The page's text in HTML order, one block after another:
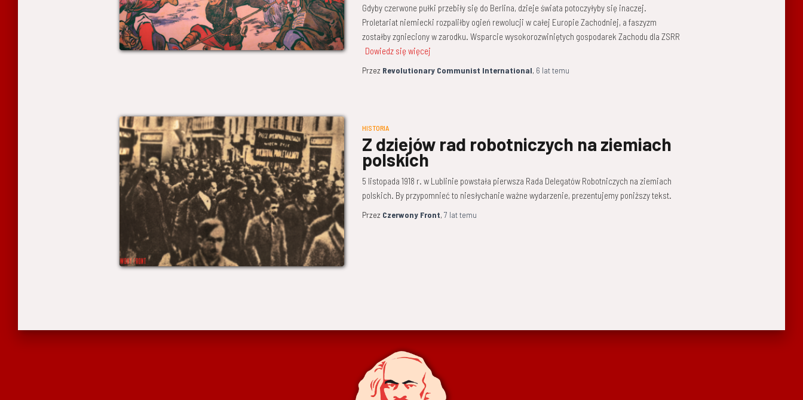
Gdyby czerwone pułki przebiły się do Berlina, dzieje świata potoczyłyby się inaczej.
Proletariat niemiecki rozpaliłby ogień rewolucji w całej Europie Zachodniej, a faszyzm
zostałby zgnieciony w zarodku. Wsparcie wysokorozwiniętych gospodarek Zachodu dla ZSRR
Dowiedz się więcej
Przez Revolutionary Communist International, 6 lattemu
HISTORIA
Z dziejów rad robotniczych na ziemiach
polskich
5 listopada 1918 r. w Lublinie powstała pierwsza Rada Delegatów Robotniczych na ziemiach
polskich. By przypomnieć to niesłychanie ważne wydarzenie, prezentujemy poniższy tekst.
Przez Czerwony Front, 7 lattemu